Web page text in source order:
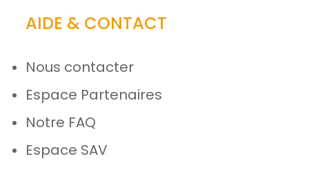
AIDE & CONTACT
Nous contacter
Espace Partenaires
Notre FAQ
Espace SAV